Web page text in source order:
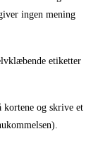
ingen mening
etiketter
kortene og skrive et